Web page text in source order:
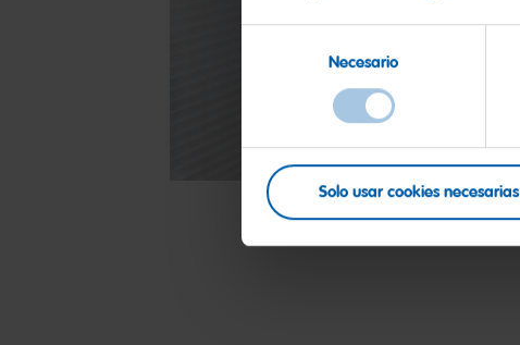
consentimiento
Necesario
Solo usar cookies necesarias